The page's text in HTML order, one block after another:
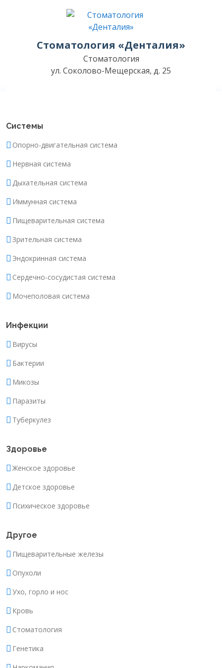
Стоматология «Денталия»
Стоматология
ул. Соколово-Мещерская, д. 25
Системы
Опорно-двигательная система
Нервная система
Дыхательная система
Иммунная система
Пищеварительная система
Зрительная система
Эндокринная система
Сердечно-сосудистая система
Мочеполовая система
Инфекции
Вирусы
Бактерии
Микозы
Паразиты
Туберкулез
Здоровье
Женское здоровье
Детское здоровье
Психическое здоровье
Другое
Пищеварительные железы
Опухоли
Ухо, горло и нос
Кровь
Стоматология
Генетика